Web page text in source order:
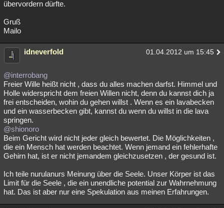
übervordern dürfte.
Gruß
Mailo
idneverfold 01.04.2012 um 15:45
@interrobang
Freier Wille heißt nicht , dass du alles machen darfst. Himmel und
Holle widerspricht dem freien Willen nicht, denn du kannst dich ja
frei entscheiden, wohin du gehen willst . Wenn es ein lavabecken
und ein wasserbecken gibt, kannst du wenn du willst in die lava
springen.
@shionoro
Beim Gericht wird nicht jeder gleich bewertet. Die Möglichkeiten ,
die ein Mensch hat werden beachtet. Wenn jemand ein fehlerhafte
Gehirn hat, ist er nicht jemandem gleichzusetzen , der gesund ist.
Ich teile nurulanurs Meinung über die Seele. Unser Körper ist das
Limit für die Seele , die ein unendliche potential zur Wahrnehmung
hat. Das ist aber nur eine Spekulation aus meinen Erfahrungen.